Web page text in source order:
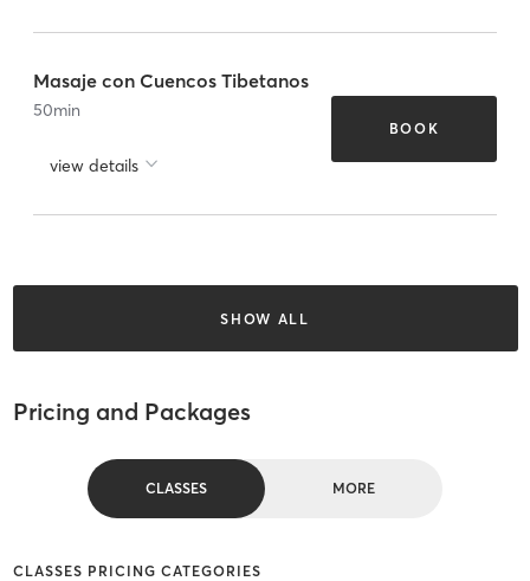
Masaje con Cuencos Tibetanos
50min
view details
BOOK
SHOW ALL
Pricing and Packages
CLASSES MORE
CLASSES PRICING CATEGORIES